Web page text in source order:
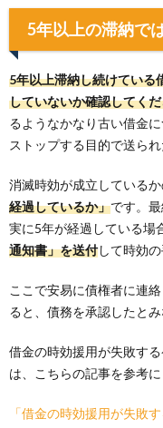
5年以上の滞納で
5年以上滞納し続けている
していないか確認してく
るようなかなり古い借金
ストップする目的で送ら
消滅時効が成立しているか
経過しているか」です。
実に5年が経過している場
通知書」を送付して時効の
ここで安易に債権者に連
ると、債務を承認したと
借金の時効援用が失敗す
は、こちらの記事を参考に
「借金の時効援用が失敗